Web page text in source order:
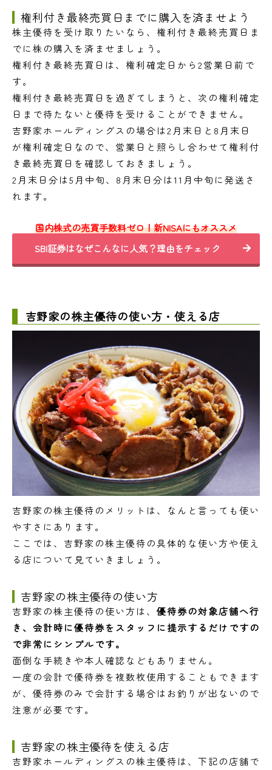
権利付き最終売買日までに購入を済ませよう
株主優待を受け取りたいなら、権利付き最終売買日ま
でに株の購入を済ませましょう。
権利付き最終売買日は、権利確定日から2営業日前で
す。
権利付き最終売買日を過ぎてしまうと、次の権利確定
日まで待たないと優待を受けることができません。
吉野家ホールディングスの場合は2月末日と8月末日
が権利確定日なので、営業日と照らし合わせて権利付
き最終売買日を確認しておきましょう。
2月末日分は5月中旬、8月末日分は11月中旬に発送さ
れます。
国内株式の売買手数料ゼロ！新NISAにもオススメ
SBI証券はなぜこんなに人気？理由をチェック
吉野家の株主優待の使い方・使える店
吉野家の株主優待のメリットは、なんと言っても使い
やすさにあります。
ここでは、吉野家の株主優待の具体的な使い方や使え
る店について見ていきましょう。
吉野家の株主優待の使い方
吉野家の株主優待の使い方は、 優待券の対象店舗へ行
き、会計時に優待券をスタッフに提示するだけですの
で非常にシンプルです。
面倒な手続きや本人確認などもありません。
一度の会計で優待券を複数枚使用することもできます
が、優待券のみで会計する場合はお釣りが出ないので
注意が必要です。
吉野家の株主優待を使える店
吉野家ホールディングスの株主優待は、下記の店舗で